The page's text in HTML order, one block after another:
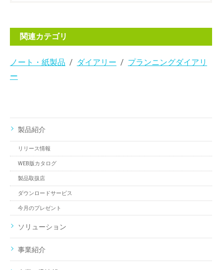
関連カテゴリ
ノート・紙製品 ダイアリー
プランニングダイアリ
ー
製品紹介
リリース情報
WEB版カタログ
製品取扱店
ダウンロードサービス
今月のプレゼント
ソリューション
事業紹介